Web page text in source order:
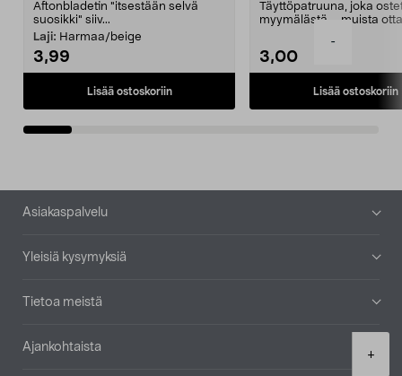
-
+
Aftonbladetin "itsestään selvä
suosikki" siiv...
Laji: Harmaa/beige
3,99
Lisää ostoskoriin
Täyttöpatruuna, joka
myymälästä – muista
3,00
Lisää ostoskoriin
Alatunniste
Asiakaspalvelu
Yleisiä kysymyksiä
Tietoa meistä
Ajankohtaista